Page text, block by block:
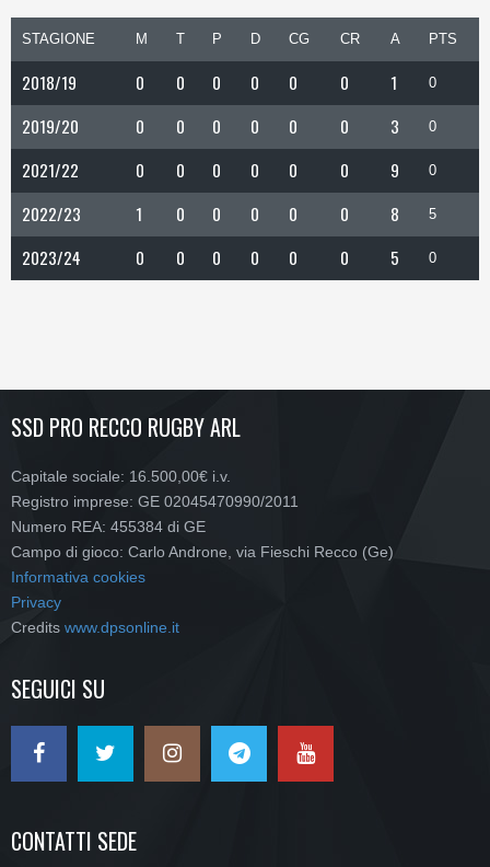
STAGIONE M T P D CG CR A PTS
2018/19 0 0 0 0 0 0 1 0
2019/20 0 0 0 0 0 0 3 0
2021/22 0 0 0 0 0 0 9 0
2022/23 1 0 0 0 0 0 8 5
2023/24 0 0 0 0 0 0 5 0
SSD PRO RECCO RUGBY ARL
Capitale sociale: 16.500,00€ i.v.
Registro imprese: GE 02045470990/2011
Numero REA: 455384 di GE
Campo di gioco: Carlo Androne, via Fieschi Recco (Ge)
Informativa cookies
Privacy
Credits www.dpsonline.it
SEGUICI SU
CONTATTI SEDE